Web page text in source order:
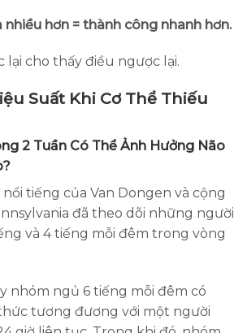
nhiều hơn = thành công nhanh hơn.
lại cho thấy điều ngược lại.
Suất Khi Cơ Thể Thiếu
2 Tuần Có Thể Ảnh Hưởng Não
tiếng của Van Dongen và cộng
đã theo dõi những người
và 4 tiếng mỗi đêm trong vòng
nhóm ngủ 6 tiếng mỗi đêm có
tương đương với một người